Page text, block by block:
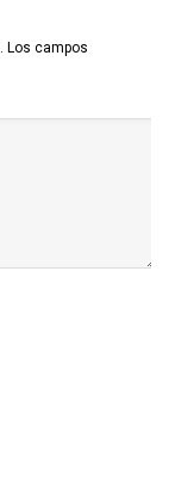
Los campos